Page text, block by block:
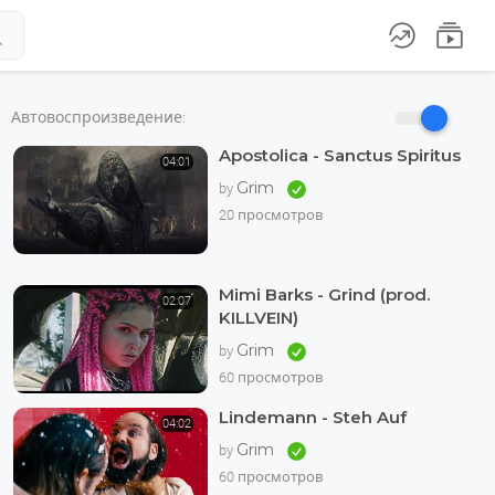
 
Автовоспроизведение:
04:01 Apostolica - Sanctus Spiritus
by Grim
20 просмотров
02:07
Mimi Barks - Grind (prod.
KILLVEIN)
by Grim
60 просмотров
04:02 Lindemann - Steh Auf
by Grim
60 просмотров